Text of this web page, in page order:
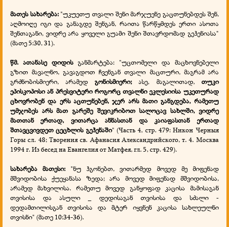
მათეს სახარება:"უკუეთუ თვალი შენი მარჯუენე გაცთუნებდეს შენ,
აღმოიღე იგი და განაგდე შენგან, რაითა წარწყმდეს ერთი ასოთა
შენთაგანი, ვიდრე არა ყოველი გუამი შენი შთავრდომად გეჰენიასა"
(მათე 5:30, 31).
წმ. ათანასე დიდისგანმარტება: "უცთომელი და მაცხოვნებელი
გზით მავალნო, გავაგდოთ ჩვენგან თვალი მაცთური, მაგრამ არა
გრძნობისმიერი, არამედგონისმიერი; ასე, მაგალითად, თუკი
ეპისკოპოსი ან პრესვიტერი როგორც თვალნი ეკლესიისა უკეთურად
ცხოვრობენ და ერს აცთუნებენ, ჯერ არს მათი განგდება, რამეთუ
უმჯობეს არს მათ გარეშე შევიკრიბოთ სალოცავ სახლში, ვიდრე
მათთან ერთად, ვითარცა ანნასთან და კაიაფასთან ერთად
შთავცვივდეთ ცეცხლის გეჰენაში" (Часть 4, стр. 479: Никон Черныя
Горы сл. 48; Творения св. Афанасия Александрийского, т. 4. Москва
1994 г. Из бесед на Евангелия от Матфея, гл. 5, стр. 429).
სახარება მათესი: "ნუ ჰგონებთ,ვითარმედ მოვედ მე მიფენად
მშვიდობისა ქუეყანასა ზედა;არა მოვედ მიფენად მშვიდობისა,
არამედ მახვილისა. რამეთუ მოვედ განყოფად კაცისა
მამისაგან
თვისისა
და ასული_ დედისაგან თვისისა და სძალი-
დედამთილისგან თვისისა და მტერ იყვნენ კაცისა
სახლეულნი
თვისნი" (მათე 10:34-36).